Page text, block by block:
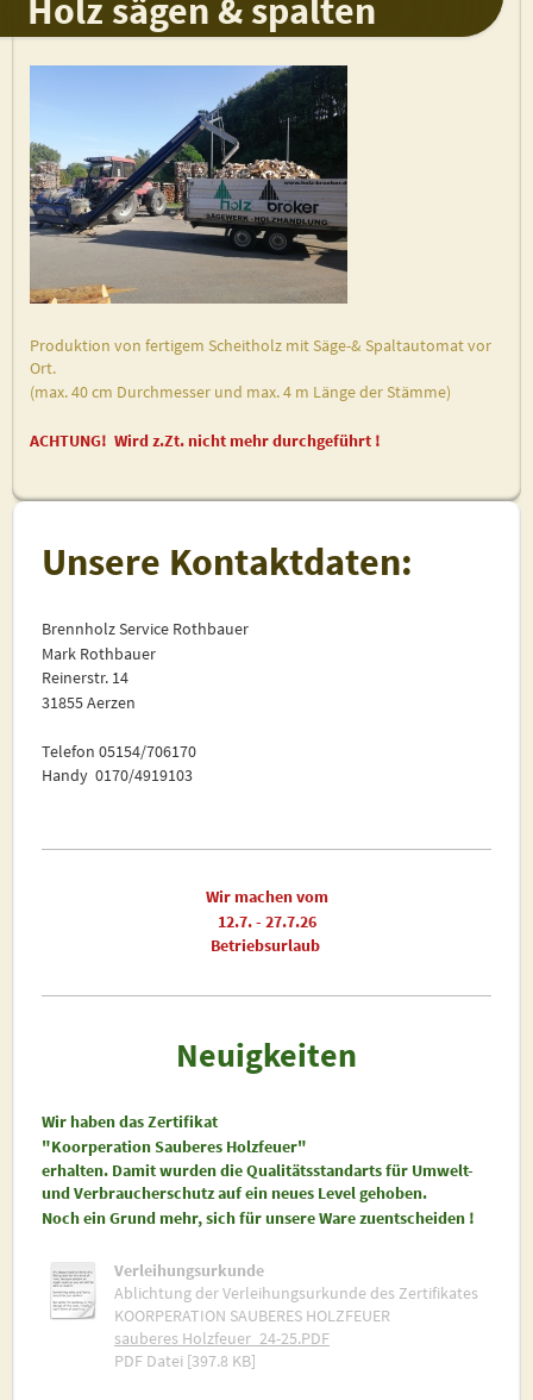
Holz sägen & spalten
Produktion von fertigem Scheitholz mit Säge-& Spaltautomat vor
Ort.
(max. 40 cm Durchmesser und max. 4 m Länge der Stämme)
ACHTUNG! Wird z.Zt. nicht mehr durchgeführt !
Unsere Kontaktdaten:
Brennholz Service Rothbauer
Mark Rothbauer
Reinerstr. 14
31855 Aerzen
Telefon 05154/706170
Handy 0170/4919103
Wir machen vom
12.7. - 27.7.26
Betriebsurlaub
Neuigkeiten
Wir haben das Zertifikat
"Koorperation Sauberes Holzfeuer"
erhalten. Damit wurden die Qualitätsstandarts für Umwelt-
und Verbraucherschutz auf ein neues Level gehoben.
Noch ein Grund mehr, sich für unsere Ware zuentscheiden !
Verleihungsurkunde
Ablichtung der Verleihungsurkunde des Zertifikates
KOORPERATION SAUBERES HOLZFEUER
sauberes Holzfeuer_24-25.PDF
PDF Datei [397.8 KB]